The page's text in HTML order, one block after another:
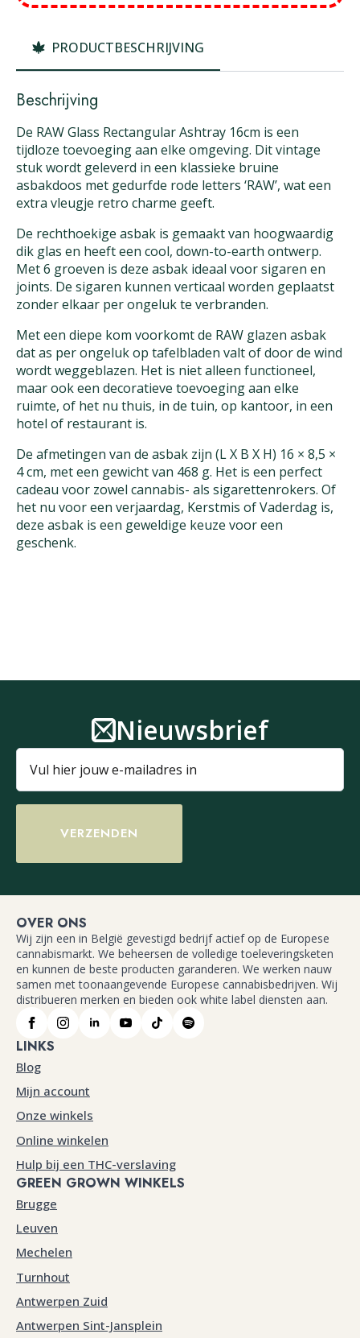
PRODUCTBESCHRIJVING
Beschrijving
De RAW Glass Rectangular Ashtray 16cm is een
tijdloze toevoeging aan elke omgeving. Dit vintage
stuk wordt geleverd in een klassieke bruine
asbakdoos met gedurfde rode letters ‘RAW’, wat een
extra vleugje retro charme geeft.
De rechthoekige asbak is gemaakt van hoogwaardig
dik glas en heeft een cool, down-to-earth ontwerp.
Met 6 groeven is deze asbak ideaal voor sigaren en
joints. De sigaren kunnen verticaal worden geplaatst
zonder elkaar per ongeluk te verbranden.
Met een diepe kom voorkomt de RAW glazen asbak
dat as per ongeluk op tafelbladen valt of door de wind
wordt weggeblazen. Het is niet alleen functioneel,
maar ook een decoratieve toevoeging aan elke
ruimte, of het nu thuis, in de tuin, op kantoor, in een
hotel of restaurant is.
De afmetingen van de asbak zijn (L X B X H) 16 × 8,5 ×
4 cm, met een gewicht van 468 g. Het is een perfect
cadeau voor zowel cannabis- als sigarettenrokers. Of
het nu voor een verjaardag, Kerstmis of Vaderdag is,
deze asbak is een geweldige keuze voor een
geschenk.
Nieuwsbrief
VERZENDEN
OVER ONS
Wij zijn een in België gevestigd bedrijf actief op de Europese
cannabismarkt. We beheersen de volledige toeleveringsketen
en kunnen de beste producten garanderen. We werken nauw
samen met toonaangevende Europese cannabisbedrijven. Wij
distribueren merken en bieden ook white label diensten aan.
LINKS
Blog
Mijn account
Onze winkels
Online winkelen
Hulp bij een THC-verslaving
GREEN GROWN WINKELS
Brugge
Leuven
Mechelen
Turnhout
Antwerpen Zuid
Antwerpen Sint-Jansplein